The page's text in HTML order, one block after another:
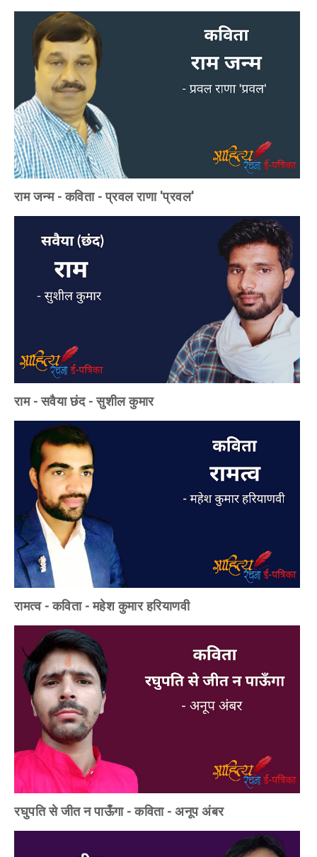
राम जन्म - कविता - प्रवल राणा 'प्रवल'
राम - सवैया छंद - सुशील कुमार
रामत्व - कविता - महेश कुमार हरियाणवी
रघुपति से जीत न पाऊँगा - कविता - अनूप अंबर